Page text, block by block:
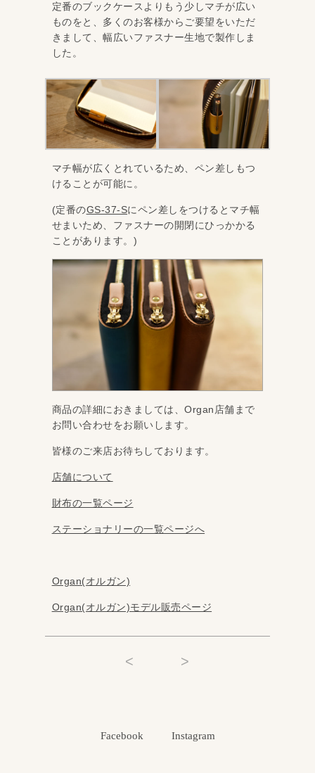
定番のブックケースよりもう少しマチが広い
ものをと、多くのお客様からご要望をいただ
きまして、幅広いファスナー生地で製作しま
した。
マチ幅が広くとれているため、ペン差しもつ
けることが可能に。
(定番のGS-37-Sにペン差しをつけるとマチ幅
せまいため、ファスナーの開閉にひっかかる
ことがあります。)
商品の詳細におきましては、Organ店舗まで
お問い合わせをお願いします。
皆様のご来店お待ちしております。
店舗について
財布の一覧ページ
ステーショナリーの一覧ページへ
Organ(オルガン)
Organ(オルガン)モデル販売ページ
< >
Facebook Instagram